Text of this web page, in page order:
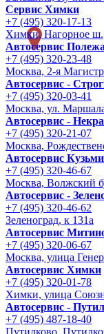
Сервис Химки
+7 (495) 320-17-13
Химки, Нагорное
Автосервис
+7 (495) 320-23-48
Москва, 2-я
Автосервис -
+7 (495) 320-03-41
Москва, ул.
Автосервис -
+7 (495) 320-21-07
Москва,
Автосервис
+7 (495) 320-46-67
Москва, Волжский
Автосервис -
+7 (495) 320-46-62
Зеленоград, к 131а
Автосервис
+7 (495) 320-06-67
Москва, улица
Автосервис Химки
+7 (495) 320-01-78
Химки, улица
Автосервис -
+7 (495) 487-18-40
Путилково,